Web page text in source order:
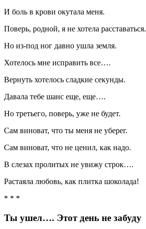
И боль в крови окутала меня.
Поверь, родной, я не хотела расставаться.
Но из-под ног давно ушла земля.
Хотелось мне исправить все….
Вернуть хотелось сладкие секунды.
Давала тебе шанс еще, еще….
Но третьего, поверь, уже не будет.
Сам виноват, что ты меня не уберег.
Сам виноват, что не ценил, как надо.
В слезах пролитых не увижу строк….
Растаяла любовь, как плитка шоколада!
* * *
Ты ушел…. Этот день не забуду